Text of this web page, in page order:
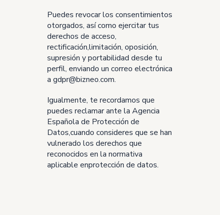
Puedes revocar los consentimientos
otorgados, así como ejercitar tus
derechos de acceso,
rectificación,limitación, oposición,
supresión y portabilidad desde tu
perfil, enviando un correo electrónica
a gdpr@bizneo.com.
Igualmente, te recordamos que
puedes reclamar ante la Agencia
Española de Protección de
Datos,cuando consideres que se han
vulnerado los derechos que
reconocidos en la normativa
aplicable enprotección de datos.